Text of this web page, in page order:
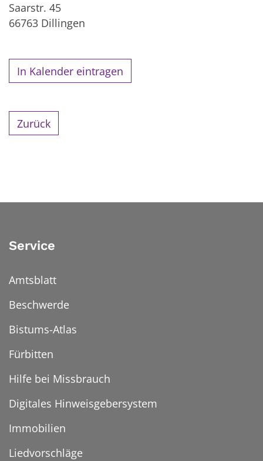
Saarstr. 45
66763 Dillingen
In Kalender eintragen
Zurück
Service
Amtsblatt
Beschwerde
Bistums-Atlas
Fürbitten
Hilfe bei Missbrauch
Digitales Hinweisgebersystem
Immobilien
Liedvorschläge